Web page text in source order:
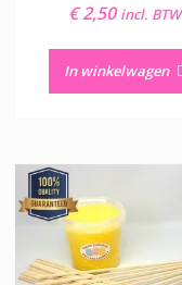
€2,50 incl. BTW
In winkelwagen